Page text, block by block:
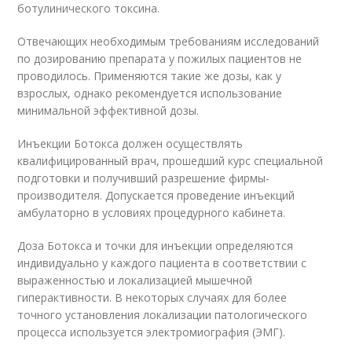
ботулинического токсина.
Отвечающих необходимым требованиям исследований
по дозированию препарата у пожилых пациентов не
проводилось. Применяются такие же дозы, как у
взрослых, однако рекомендуется использование
минимальной эффективной дозы.
Инъекции Ботокса должен осуществлять
квалифицированный врач, прошедший курс специальной
подготовки и получивший разрешение фирмы-
производителя. Допускается проведение инъекций
амбулаторно в условиях процедурного кабинета.
Доза Ботокса и точки для инъекции определяются
индивидуально у каждого пациента в соответствии с
выраженностью и локализацией мышечной
гиперактивности. В некоторых случаях для более
точного установления локализации патологического
процесса используется электромиография (ЭМГ).